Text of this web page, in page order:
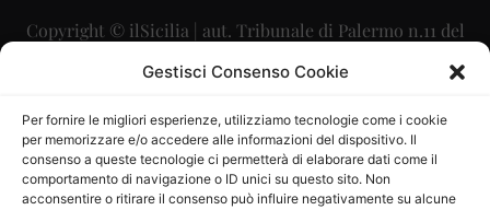
Gestisci Consenso Cookie
Per fornire le migliori esperienze, utilizziamo tecnologie come i cookie
per memorizzare e/o accedere alle informazioni del dispositivo. Il
consenso a queste tecnologie ci permetterà di elaborare dati come il
comportamento di navigazione o ID unici su questo sito. Non
acconsentire o ritirare il consenso può influire negativamente su alcune
Copyright © ilSicilia | aut. Tribunale di Palermo n.11 del
29/09/2015
Direttore Editoriale: Maurizio Scaglione
Direttore Responsabile: Maria Calabrese